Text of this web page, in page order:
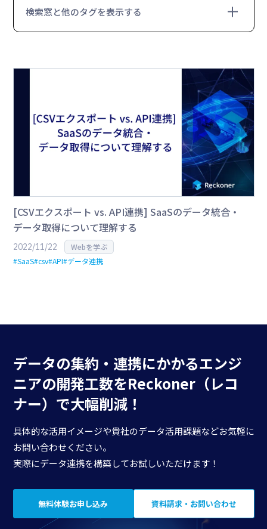
検索窓と他のタグを表示する
[CSVエクスポート vs. API連携] SaaSのデータ統合・
データ取得について理解する
2022/11/22
Webを学ぶ
#SaaS#csv#API#データ連携
データの集約・連携にかかるエンジ
ニアの開発工数をReckoner（レコ
ナー）で大幅削減！
具体的な活用イメージや貴社のデータ活用課題などお気軽に
お問い合わせください。
実際にデータ連携を構築してお試しいただけます！
無料体験お申し込み 資料請求・お問い合わせ